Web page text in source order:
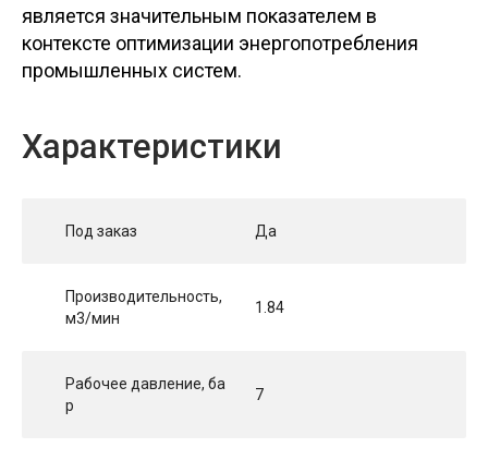
является значительным показателем в
контексте оптимизации энергопотребления
промышленных систем.
Характеристики
Под заказ Да
Производительность,
м3/мин
1.84
Рабочее давление, ба
р
7